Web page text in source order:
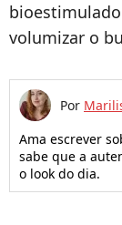
volumizar o
Por
Ama escrever
sabe que a
o look do dia.